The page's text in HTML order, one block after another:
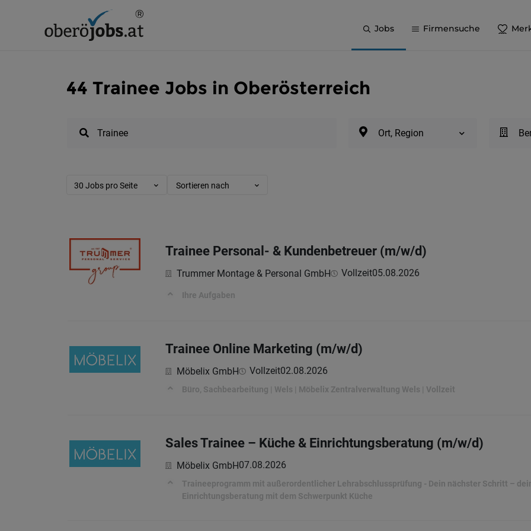
Jobs Firmensuche
44 Trainee Jobs in Oberösterreich
Ort, Region
30 Jobs pro Seite Sortieren nach
Trainee Personal- & Kundenbetreuer (m/w/d)
Trummer Montage & Personal GmbH Vollzeit05.08.2026
Ihre Aufgaben
Trainee Online Marketing (m/w/d)
Möbelix GmbH Vollzeit02.08.2026
Büro, Sachbearbeitung | Wels | Möbelix Zentralverwaltung Wels | Vollzeit
Sales Trainee – Küche & Einrichtungsberatung (m/w/d)
Möbelix GmbH07.08.2026
Traineeprogramm mit außerordentlicher Lehrabschlussprüfung - Dein nächster Schritt –
Einrichtungsberatung mit dem Schwerpunkt Küche